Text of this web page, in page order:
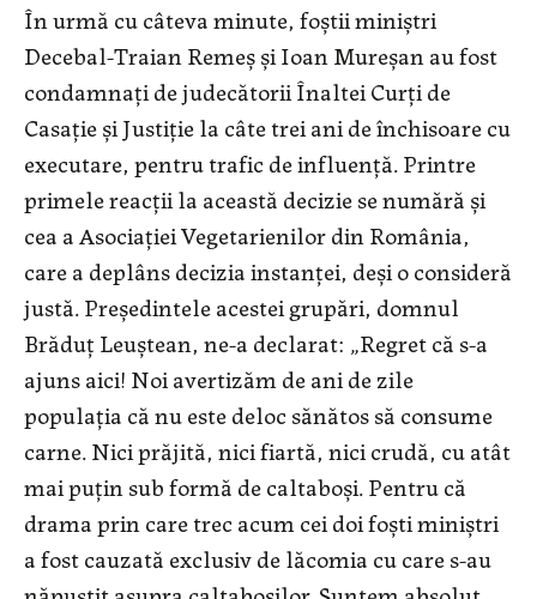
În urmă cu câteva minute, foştii miniştri
Decebal-Traian Remeş şi Ioan Mureşan au fost
condamnaţi de judecătorii Înaltei Curţi de
Casaţie şi Justiţie la câte trei ani de închisoare cu
executare, pentru trafic de influenţă. Printre
primele reacţii la această decizie se numără şi
cea a Asociaţiei Vegetarienilor din România,
care a deplâns decizia instanţei, deşi o consideră
justă. Preşedintele acestei grupări, domnul
Brăduţ Leuştean, ne-a declarat: „Regret că s-a
ajuns aici! Noi avertizăm de ani de zile
populaţia că nu este deloc sănătos să consume
carne. Nici prăjită, nici fiartă, nici crudă, cu atât
mai puţin sub formă de caltaboşi. Pentru că
drama prin care trec acum cei doi foşti miniştri
a fost cauzată exclusiv de lăcomia cu care s-au